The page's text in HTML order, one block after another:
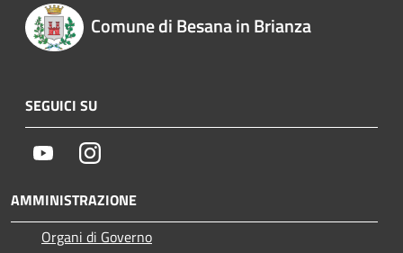
Comune di Besana in Brianza
SEGUICI SU
YoutubeInstagram
AMMINISTRAZIONE
Organi di Governo